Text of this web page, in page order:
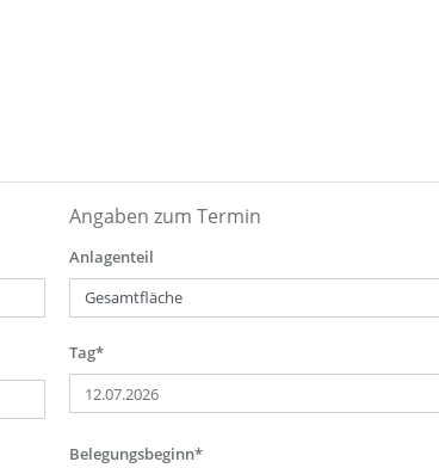
Angaben zum Termin
Anlagenteil
Tag*
Belegungsbeginn*